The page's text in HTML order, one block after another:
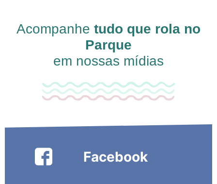
Acompanhe tudo que rola no
Parque
em nossas mídias
Facebook